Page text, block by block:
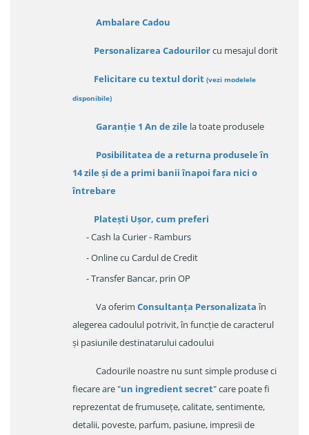
Ambalare Cadou
Personalizarea Cadourilorcu mesajul dorit
Felicitare cu textul dorit (vezi modelele
disponibile)
Garanție 1 An de zile la toate produsele
Posibilitatea de a returna produsele în
14 zileși de a primi banii înapoi fara nici o
întrebare
Platești Ușor, cum preferi
- Cash la Curier - Ramburs
- Online cu Cardul de Credit
- Transfer Bancar, prin OP
Va oferim Consultanța Personalizataîn
alegerea cadoulul potrivit, în funcție de caracterul
și pasiunile destinatarului cadoului
Cadourile noastre nu sunt simple produse ci
fiecare are "un ingredient secret" care poate fi
reprezentat de frumusețe, calitate, sentimente,
detalii, poveste, parfum, pasiune, impresii de